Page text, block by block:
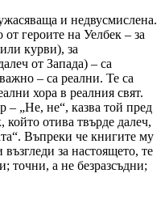
и недвусмислена.
героите на Уелбек – за
курви), за
от Запада) – са
– са реални. Те са
хора в реалния свят.
– „Не, не“, казва той пред
който отива твърде далеч,
Въпреки че книгите му
за настоящето, те
точни, а не безразсъдни;